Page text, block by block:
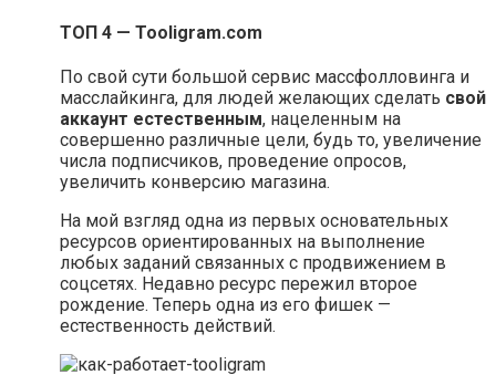
ТОП 4 — Tooligram.com
По свой сути большой сервис массфолловинга и
масслайкинга, для людей желающих сделать свой
аккаунт естественным, нацеленным на
совершенно различные цели, будь то, увеличение
числа подписчиков, проведение опросов,
увеличить конверсию магазина.
На мой взгляд одна из первых основательных
ресурсов ориентированных на выполнение
любых заданий связанных с продвижением в
соцсетях. Недавно ресурс пережил второе
рождение. Теперь одна из его фишек —
естественность действий.